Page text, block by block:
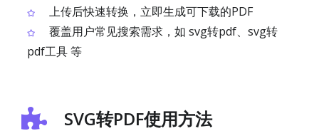
上传后快速转换，立即生成可下载的PDF
覆盖用户常见搜索需求，如 svg转pdf、svg转
pdf工具 等
SVG转PDF使用方法